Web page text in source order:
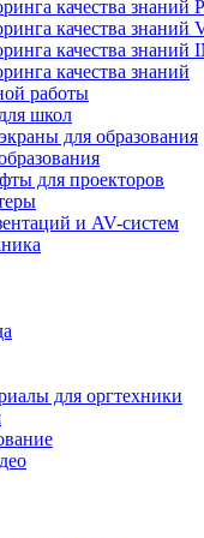
качества знаний
качества знаний
качества знаний
качества знаний
работы
школ
для образования
для проекторов
и AV-систем
для оргтехники